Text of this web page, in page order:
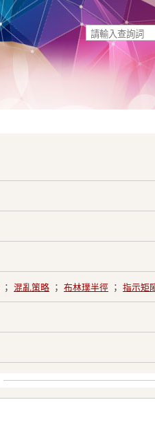
； 混亂策略 ； 布林璞半徑 ； 指示矩